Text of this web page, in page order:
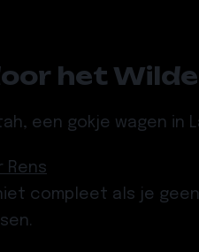
het
een gokje wagen
Rens
compleet als je